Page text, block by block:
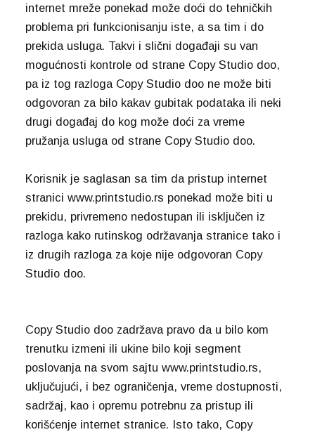
internet mreže ponekad može doći do tehničkih
problema pri funkcionisanju iste, a sa tim i do
prekida usluga. Takvi i slični događaji su van
mogućnosti kontrole od strane Copy Studio doo,
pa iz tog razloga Copy Studio doo ne može biti
odgovoran za bilo kakav gubitak podataka ili neki
drugi događaj do kog može doći za vreme
pružanja usluga od strane Copy Studio doo.
Korisnik je saglasan sa tim da pristup internet
stranici www.printstudio.rs ponekad može biti u
prekidu, privremeno nedostupan ili isključen iz
razloga kako rutinskog održavanja stranice tako i
iz drugih razloga za koje nije odgovoran Copy
Studio doo.
Copy Studio doo zadržava pravo da u bilo kom
trenutku izmeni ili ukine bilo koji segment
poslovanja na svom sajtu www.printstudio.rs,
uključujući, i bez ograničenja, vreme dostupnosti,
sadržaj, kao i opremu potrebnu za pristup ili
korišćenje internet stranice. Isto tako, Copy